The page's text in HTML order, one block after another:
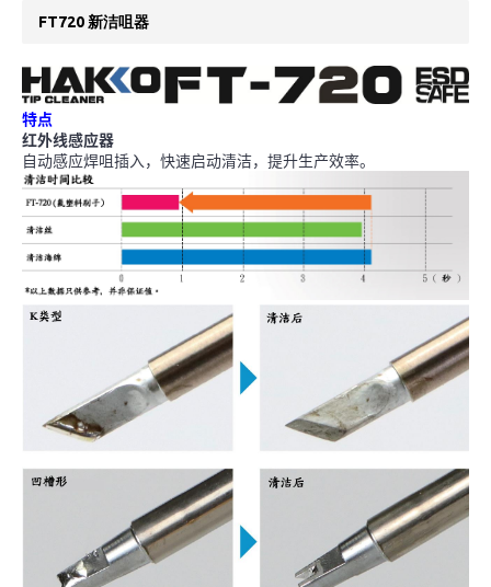
FT720 新洁咀器
特点
红外线感应器
自动感应焊咀插入，快速启动清洁，提升生产效率。